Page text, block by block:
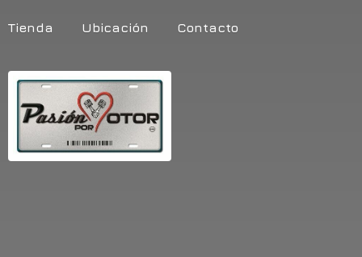
Tienda Ubicación Contacto